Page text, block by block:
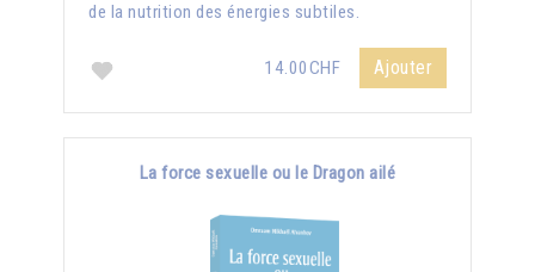
de la nutrition des énergies subtiles.
14.00CHF Ajouter
La force sexuelle ou le Dragon ailé